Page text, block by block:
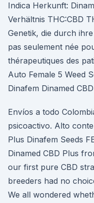
Indica Herkunft:
Verhältnis THC:CBD
Genetik, die durch
pas seulement née
thérapeutiques des
Auto Female 5 Weed
Dinafem Dinamed
Envíos a todo
psicoactivo. Alto
Plus Dinafem Seeds
Dinamed CBD Plus
our first pure CBD
breeders had no
We all wondered